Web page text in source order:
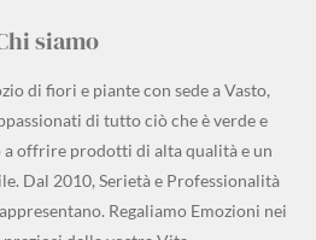
siamo
di fiori e piante con sede a Vasto,
di tutto ciò che è verde e
a offrire prodotti di alta qualità e un
Dal 2010, Serietà e Professionalità
Regaliamo Emozioni nei